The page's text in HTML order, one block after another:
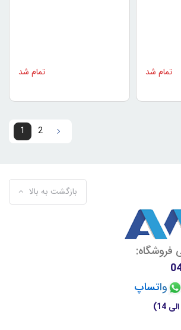
تمام شد تمام شد
1
2
بازگشت به بالا
فروشگاه:
واتساپ